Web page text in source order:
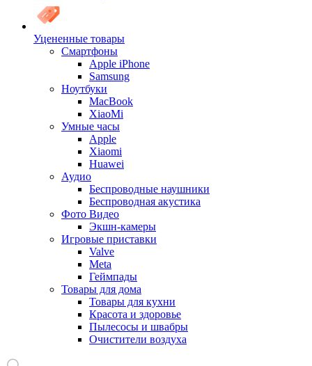
Уцененные товары
Cмартфоны
Apple iPhone
Samsung
Ноутбуки
MacBook
XiaoMi
Умные часы
Apple
Xiaomi
Huawei
Аудио
Беспроводные наушники
Беспроводная акустика
Фото Видео
Экшн-камеры
Игровые приставки
Valve
Meta
Геймпады
Товары для дома
Товары для кухни
Красота и здоровье
Пылесосы и швабры
Очистители воздуха